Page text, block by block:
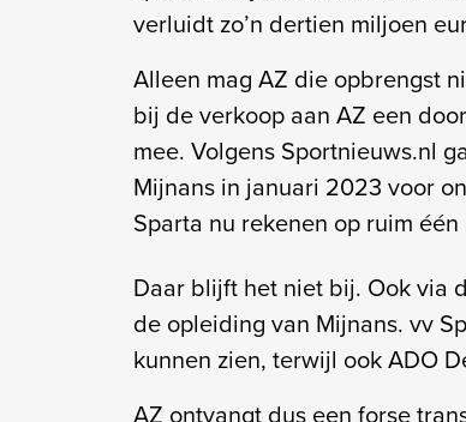
verluidt zo’n dertien miljoen
Alleen mag AZ die opbrengst
bij de verkoop aan AZ een
mee. Volgens Sportnieuws.nl
Mijnans in januari 2023 voor
Sparta nu rekenen op ruim
Daar blijft het niet bij. Ook via
de opleiding van Mijnans. vv
kunnen zien, terwijl ook ADO
AZ ontvangt dus een forse